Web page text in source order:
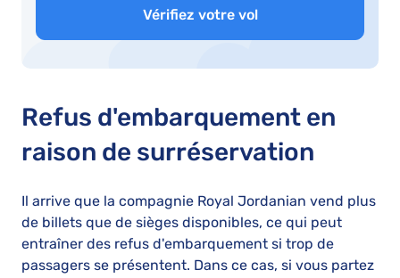
Vérifiez votre vol
Refus d'embarquement en
raison de surréservation
Il arrive que la compagnie Royal Jordanian vend plus
de billets que de sièges disponibles, ce qui peut
entraîner des refus d'embarquement si trop de
passagers se présentent. Dans ce cas, si vous partez